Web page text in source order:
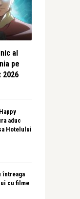
al
pe
2026
aduc
Hotelului
întreaga
cu filme